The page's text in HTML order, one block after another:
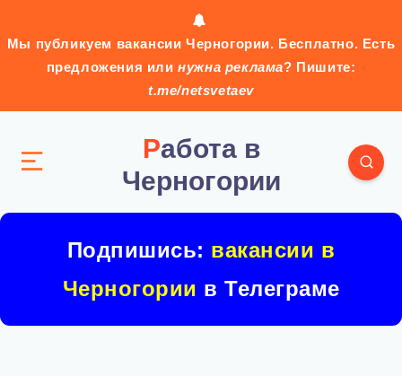
Мы публикуем вакансии Черногории. Бесплатно. Есть
предложения илинужна реклама? Пишите:
t.me/netsvetaev
Работа в
Черногории
Подпишись: вакансии в
Черногории в Телеграме